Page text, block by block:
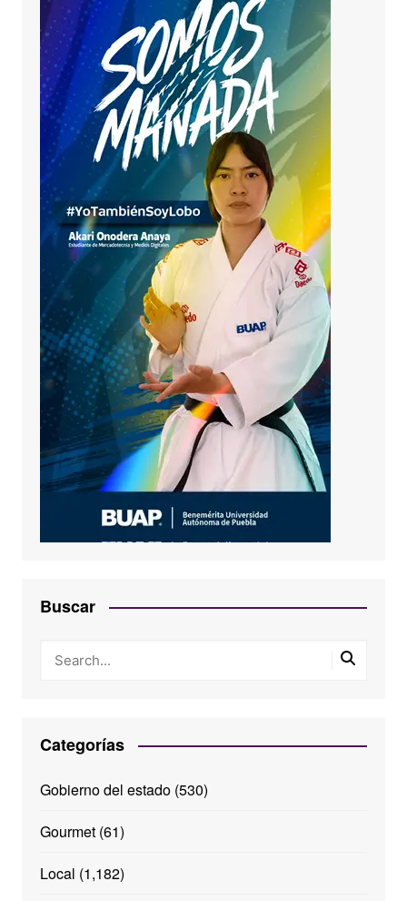
Buscar
Categorías
Gobierno del estado(530)
Gourmet(61)
Local (1,182)